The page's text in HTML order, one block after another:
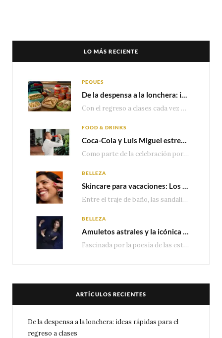
LO MÁS RECIENTE
PEQUES
De la despensa a la lonchera: ideas rápidas para el regreso a clases
Con el regreso a clases cada vez más cerca, las familias comienzan a reorganizar horarios,…
FOOD & DRINKS
Coca-Cola y Luis Miguel estrenan el comercial que celebra 100 años de historia junto a México
Como parte de la celebración por sus primeros 100 años enMéxico, Coca-Cola presenta hoy el…
BELLEZA
Skincare para vacaciones: Los do’s and dont’s para cuidar tu piel
Entre el traje de baño, las sandalias, los lentes de sol y los looks que…
BELLEZA
Amuletos astrales y la icónica colección Zodiaque de Van Cleef & Arpels
Fascinada por la poesía de las estrellas, la Maison Van Cleef & Arpels celebra la llegada de las…
ARTÍCULOS RECIENTES
De la despensa a la lonchera: ideas rápidas para el
regreso a clases